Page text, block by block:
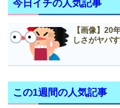
今日イチの人気記事
【画像】20
しさがヤバ
この1週間の人気記事